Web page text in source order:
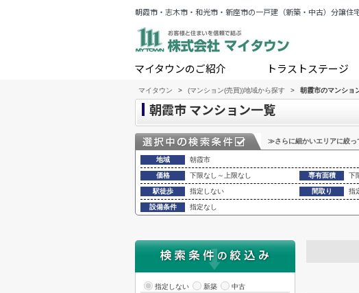
朝霞市・志木市・和光市・新座市の一戸建（新築・中古）分譲住
マイタウンのご紹介 トラストステージ
マイタウン > (マンション(売買))地域から探す > 朝霞市のマンショ
朝霞市 マンション一覧
≫さらに細かいエリアに絞っ
地域 朝霞市
価格 下限なし～上限なし 専有面積 下
駅徒歩 指定しない 間取り 指
設備条件 指定なし
指定しない 新築 中古